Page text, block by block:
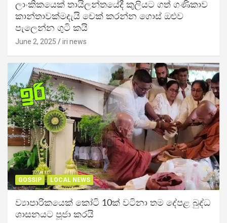
ලාංකිකයෙක් තායිලන්තයේදී කුලියට ගත් ගණිකාව
කාන්තාවක්මදැයි චෙක් කරන්න ගොස් ඔළුව
පැලෙන්න ගුටි කයි
June 2, 2025 iri news
GOSSIP LOCAL NEWS
ව්‍යාපාරිකයෙක් කෝටි 10ක් වටිනා තම දේපළ බුද්ධ
ශාසනයට පූජා කරයි